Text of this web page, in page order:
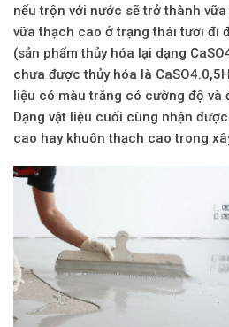
nếu trộn với nước sẽ trở thành vữa
vữathạch cao ở trạng thái tươi đi
(sản phẩm thủy hóa lại dạng
chưa được thủy hóa là
liệu có màu trắng có cường độ và
Dạng vật liệu cuối cùng nhận
cao hay khuônthạch cao trong